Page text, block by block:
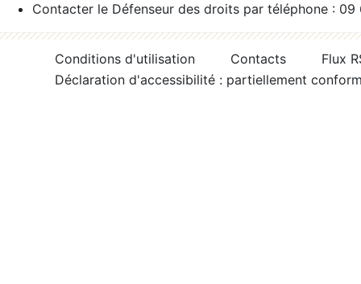
Contacter le Défenseur des droits par téléphone :
Conditions d'utilisation Contacts
Flux
Déclaration d'accessibilité : partiellement